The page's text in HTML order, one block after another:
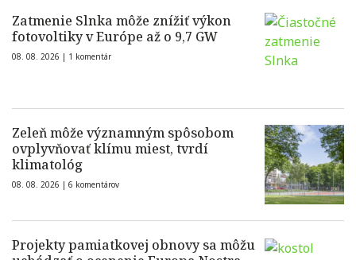
Zatmenie Slnka môže znížiť výkon
fotovoltiky v Európe až o 9,7 GW
08. 08. 2026 | 1 komentár
Zeleň môže významným spôsobom
ovplyvňovať klímu miest, tvrdí
klimatológ
08. 08. 2026 | 6 komentárov
Projekty pamiatkovej obnovy sa môžu